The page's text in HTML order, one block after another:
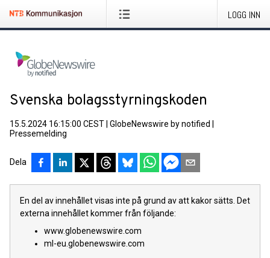
LOGG INN
Svenska bolagsstyrningskoden
15.5.2024 16:15:00 CEST GlobeNewswire by notified
Pressemelding
Dela
En del av innehållet visas inte på grund av att kakor sätts. Det
externa innehållet kommer från följande:
www.globenewswire.com
ml-eu.globenewswire.com